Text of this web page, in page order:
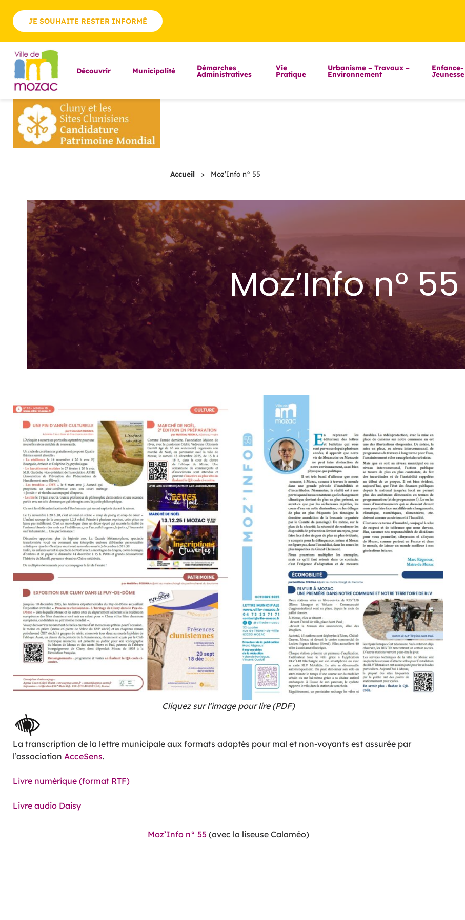
JE SOUHAITE RESTER INFORMÉ
Découvrir Municipalité Démarches
Administratives
Vie
Pratique
Urbanisme – Travaux –
Environnement
Enfance-
Jeunesse
Accueil > Moz’Info n° 55
Moz’Info n° 55
Cliquez sur l’image pour lire (PDF)
La transcription de la lettre municipale aux formats adaptés pour mal et non-voyants est assurée par
l’association AcceSens.
Livre numérique (format RTF)
Livre audio Daisy
Moz’Info n° 55 (avec la liseuse Calaméo)